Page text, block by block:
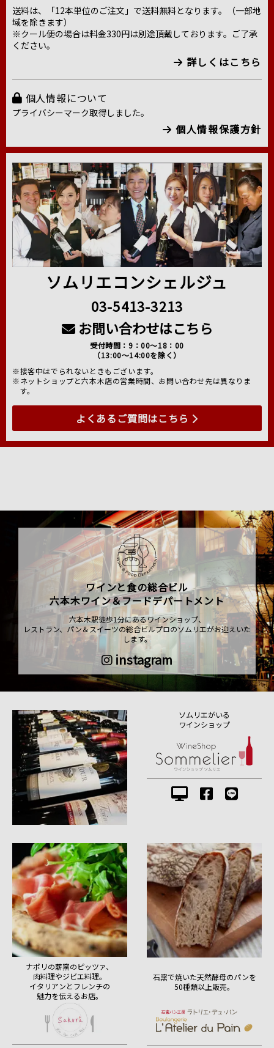
送料は、「12本単位のご注文」で送料無料となります。（一部地
域を除きます）
※クール便の場合は料金330円は別途頂戴しております。ご了承
ください。
詳しくはこちら
個人情報について
プライバシーマーク取得しました。
個人情報保護方針
ソムリエコンシェルジュ
03-5413-3213
お問い合わせはこちら
受付時間：9：00～18：00
（13:00～14:00を除く）
※接客中はでられないときもございます。
※ネットショップと六本木店の営業時間、お問い合わせ先は異なりま
す。
よくあるご質問はこちら
ワインと食の総合ビル
六本木ワイン＆フードデパートメント
六本木駅徒歩1分にあるワインショップ、
レストラン、パン＆スイーツの総合ビルプロのソムリエがお迎えいた
します。
instagram
ソムリエがいる
ワインショップ
ナポリの薪窯のピッツァ、
肉料理やジビエ料理。
イタリアンとフレンチの
魅力を伝えるお店。
石窯で焼いた天然酵母のパンを
50種類以上販売。